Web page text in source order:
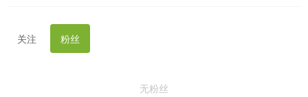
关注 粉丝
无粉丝